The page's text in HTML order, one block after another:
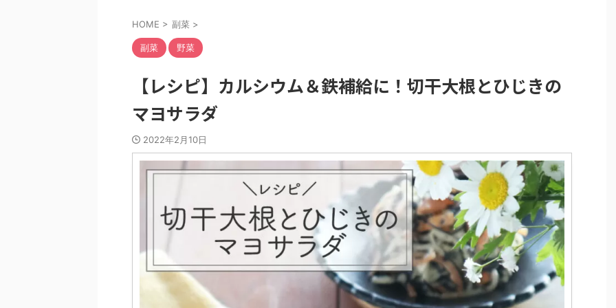
HOME > 副菜 >
副菜 野菜
【レシピ】カルシウム＆鉄補給に！切干大根とひじきの
マヨサラダ
2022年2月10日